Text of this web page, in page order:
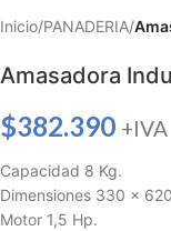
Inicio PANADERIA
Amasadora
$382.390 +IVA
Capacidad 8 Kg.
Dimensiones 330 x
Motor 1,5 Hp.